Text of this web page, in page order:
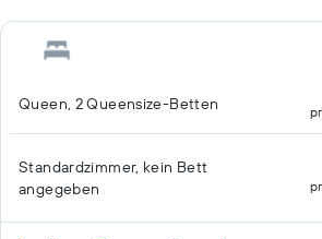
Queen, 2 Queensize-Betten
Standardzimmer, kein Bett
angegeben